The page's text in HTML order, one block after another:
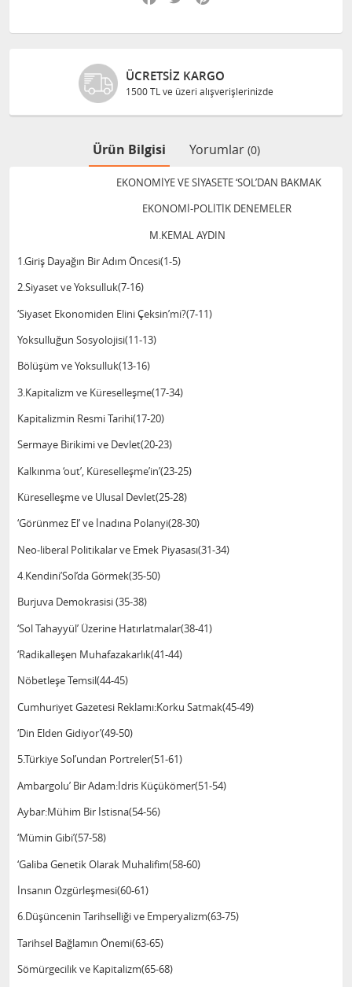
Bilgileriniz 128 Bit SSL ile
Ürün Bilgisi Yorumlar (0)
EKONOMİYE VE SİYASETE ‘SOL’DAN BAKMAK
EKONOMİ-POLİTİK DENEMELER
M.KEMAL AYDIN
1.Giriş Dayağın Bir Adım Öncesi(1-5)
2.Siyaset ve Yoksulluk(7-16)
‘Siyaset Ekonomiden Elini Çeksin’mi?(7-11)
Yoksulluğun Sosyolojisi(11-13)
Bölüşüm ve Yoksulluk(13-16)
3.Kapitalizm ve Küreselleşme(17-34)
Kapitalizmin Resmi Tarihi(17-20)
Sermaye Birikimi ve Devlet(20-23)
Kalkınma ‘out’, Küreselleşme’in’(23-25)
Küreselleşme ve Ulusal Devlet(25-28)
‘Görünmez El’ ve İnadına Polanyi(28-30)
Neo-liberal Politikalar ve Emek Piyasası(31-34)
4.Kendini’Sol’da Görmek(35-50)
Burjuva Demokrasisi (35-38)
‘Sol Tahayyül’ Üzerine Hatırlatmalar(38-41)
‘Radikalleşen Muhafazakarlık(41-44)
Nöbetleşe Temsil(44-45)
Cumhuriyet Gazetesi Reklamı:Korku Satmak(45-49)
‘Din Elden Gidiyor’(49-50)
5.Türkiye Sol’undan Portreler(51-61)
Ambargolu’ Bir Adam:İdris Küçükömer(51-54)
Aybar:Mühim Bir İstisna(54-56)
‘Mümin Gibi’(57-58)
‘Galiba Genetik Olarak Muhalifim(58-60)
İnsanın Özgürleşmesi(60-61)
6.Düşüncenin Tarihselliği ve Emperyalizm(63-75)
Tarihsel Bağlamın Önemi(63-65)
Sömürgecilik ve Kapitalizm(65-68)